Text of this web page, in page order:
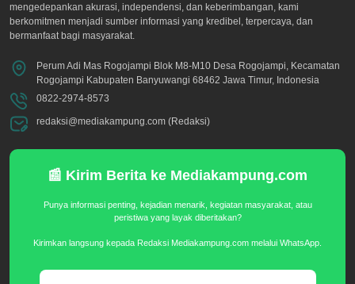
mengedepankan akurasi, independensi, dan keberimbangan, kami
berkomitmen menjadi sumber informasi yang kredibel, terpercaya, dan
bermanfaat bagi masyarakat.
Perum Adi Mas Rogojampi Blok M8-M10 Desa Rogojampi, Kecamatan
Rogojampi Kabupaten Banyuwangi 68462 Jawa Timur, Indonesia
0822-2974-8573
redaksi@mediakampung.com (Redaksi)
📰 Kirim Berita ke Mediakampung.com
Punya informasi penting, kejadian menarik, kegiatan masyarakat, atau
peristiwa yang layak diberitakan?
Kirimkan langsung kepada Redaksi Mediakampung.com melalui WhatsApp.